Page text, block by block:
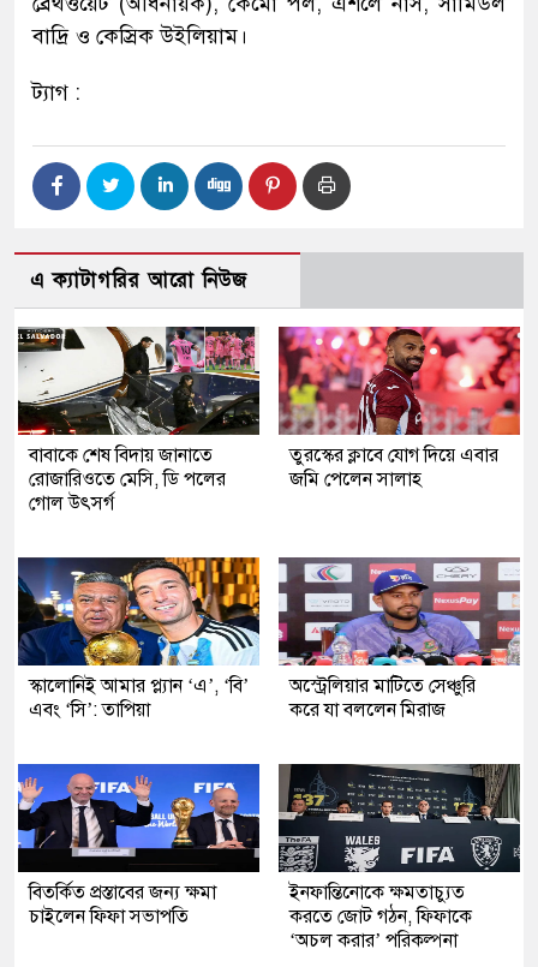
বাদ্রি ও কেস্রিক উইলিয়াম।
ট্যাগ :
এ ক্যাটাগরির আরো নিউজ
বাবাকে শেষ বিদায় জানাতে
রোজারিওতে মেসি, ডি পলের
গোল উৎসর্গ
তুরস্কের ক্লাবে যোগ দিয়ে এবার
জমি পেলেন সালাহ
স্কালোনিই আমার প্ল্যান ‘এ’, ‘বি’
এবং ‘সি’: তাপিয়া
অস্ট্রেলিয়ার মাটিতে সেঞ্চুরি
করে যা বললেন মিরাজ
বিতর্কিত প্রস্তাবের জন্য ক্ষমা
চাইলেন ফিফা সভাপতি
ইনফান্তিনোকে ক্ষমতাচ্যুত
করতে জোট গঠন, ফিফাকে
‘অচল করার’ পরিকল্পনা